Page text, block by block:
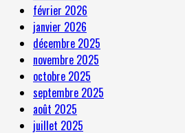
février 2026
janvier 2026
décembre 2025
novembre 2025
octobre 2025
septembre 2025
août 2025
juillet 2025